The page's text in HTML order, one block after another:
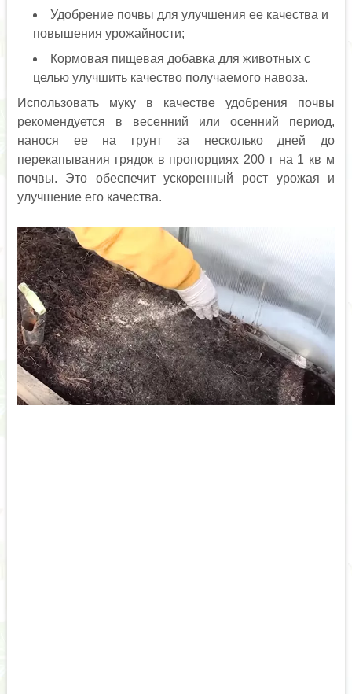
Удобрение почвы для улучшения ее качества и
повышения урожайности;
Кормовая пищевая добавка для животных с
целью улучшить качество получаемого навоза.
Использовать муку в качестве удобрения почвы
рекомендуется в весенний или осенний период,
нанося ее на грунт за несколько дней до
перекапывания грядок в пропорциях 200 г на 1 кв м
почвы. Это обеспечит ускоренный рост урожая и
улучшение его качества.